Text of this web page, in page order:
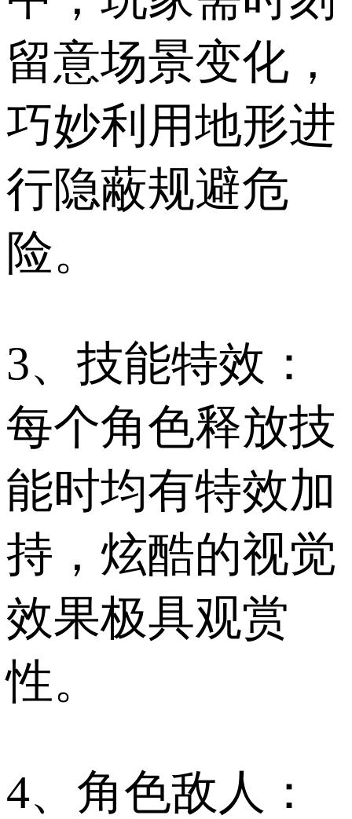
留意场景变化，
巧妙利用地形进
行隐蔽规避危
险。
3、技能特效：
每个角色释放技
能时均有特效加
持，炫酷的视觉
效果极具观赏
性。
4、角色敌人：